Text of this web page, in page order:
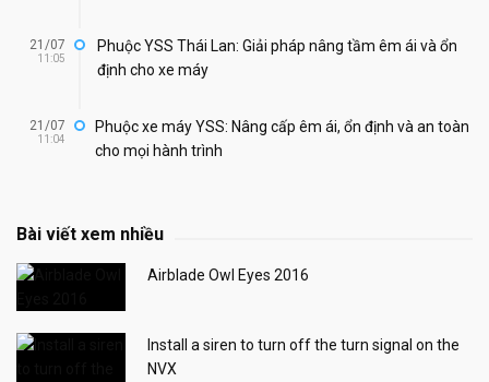
21/07
11:05
Phuộc YSS Thái Lan: Giải pháp nâng tầm êm ái và ổn
định cho xe máy
21/07
11:04
Phuộc xe máy YSS: Nâng cấp êm ái, ổn định và an toàn
cho mọi hành trình
Bài viết xem nhiều
Airblade Owl Eyes 2016
Install a siren to turn off the turn signal on the
NVX